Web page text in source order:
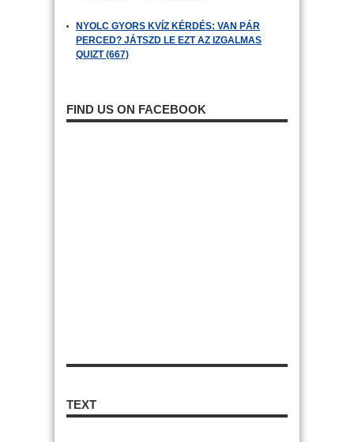
NYOLC GYORS KVÍZ KÉRDÉS: VAN PÁR
PERCED? JÁTSZD LE EZT AZ IZGALMAS
QUIZT (667)
FIND US ON FACEBOOK
TEXT